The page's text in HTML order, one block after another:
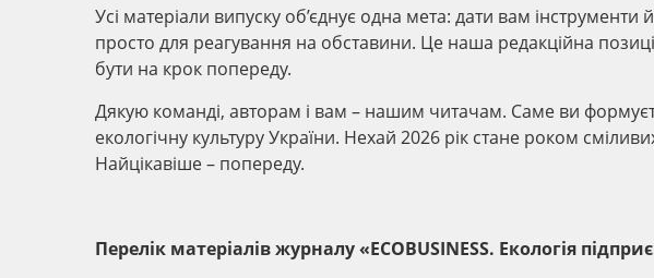
Усі матеріали випуску об’єднує одна мета: дати вам
просто для реагування на обставини. Це наша редакційна
бути на крок попереду.
Дякую команді, авторам і вам – нашим читачам. Саме ви
екологічну культуру України. Нехай 2026 рік стане роком
Найцікавіше – попереду.
Перелік матеріалів журналу «ECOBUSINESS. Екологія